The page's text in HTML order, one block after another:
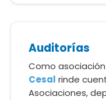
Auditorías
Como
Cesal rinde
Asociaciones,